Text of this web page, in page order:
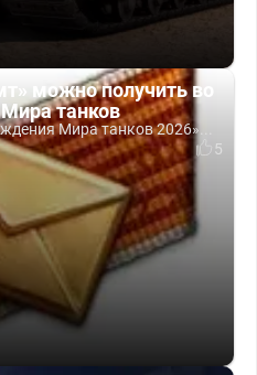
можно получить во
танков
Мира танков 2026»...
5